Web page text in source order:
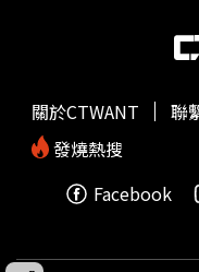
關於CTWANT 聯
發燒熱搜
Facebook